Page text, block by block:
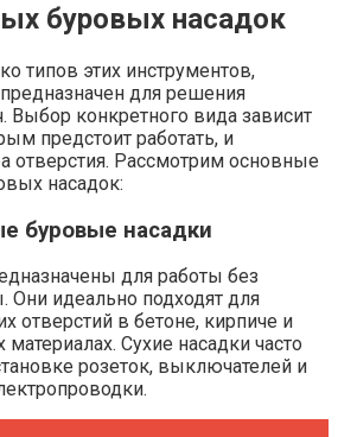
буровых насадок
типов этих инструментов,
для решения
Выбор конкретного вида зависит
предстоит работать, и
отверстия. Рассмотрим основные
насадок:
буровые насадки
для работы без
Они идеально подходят для
отверстий в бетоне, кирпиче и
материалах. Сухие насадки часто
розеток, выключателей и